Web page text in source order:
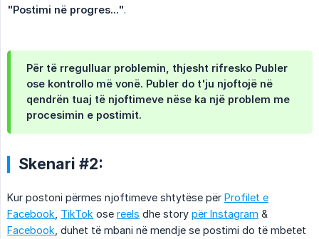
"Postimi në progres...".
Për të rregulluar problemin, thjesht rifresko Publer
ose kontrollo më vonë. Publer do t'ju njoftojë në
qendrën tuaj të njoftimeve nëse ka një problem me
procesimin e postimit.
Skenari #2:
Kur postoni përmes njoftimeve shtytëse për Profilet e
Facebook TikTok ose reels dhe story për Instagram &
Facebook , duhet të mbani në mendje se postimi do të mbetet